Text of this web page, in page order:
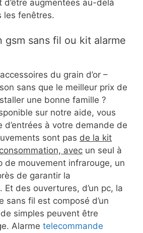
augmentées au-delà
les fenêtres.
gsm sans fil ou kit alarme
du grain d’or –
sans que le meilleur prix de
une bonne famille ?
sur notre aide, vous
d’entrées à votre demande de
sont pas de la kit
avec un seul à
de mouvement infrarouge, un
de garantir la
des ouvertures, d’un pc, la
sans fil est composé d’un
simples peuvent être
Alarme telecommande